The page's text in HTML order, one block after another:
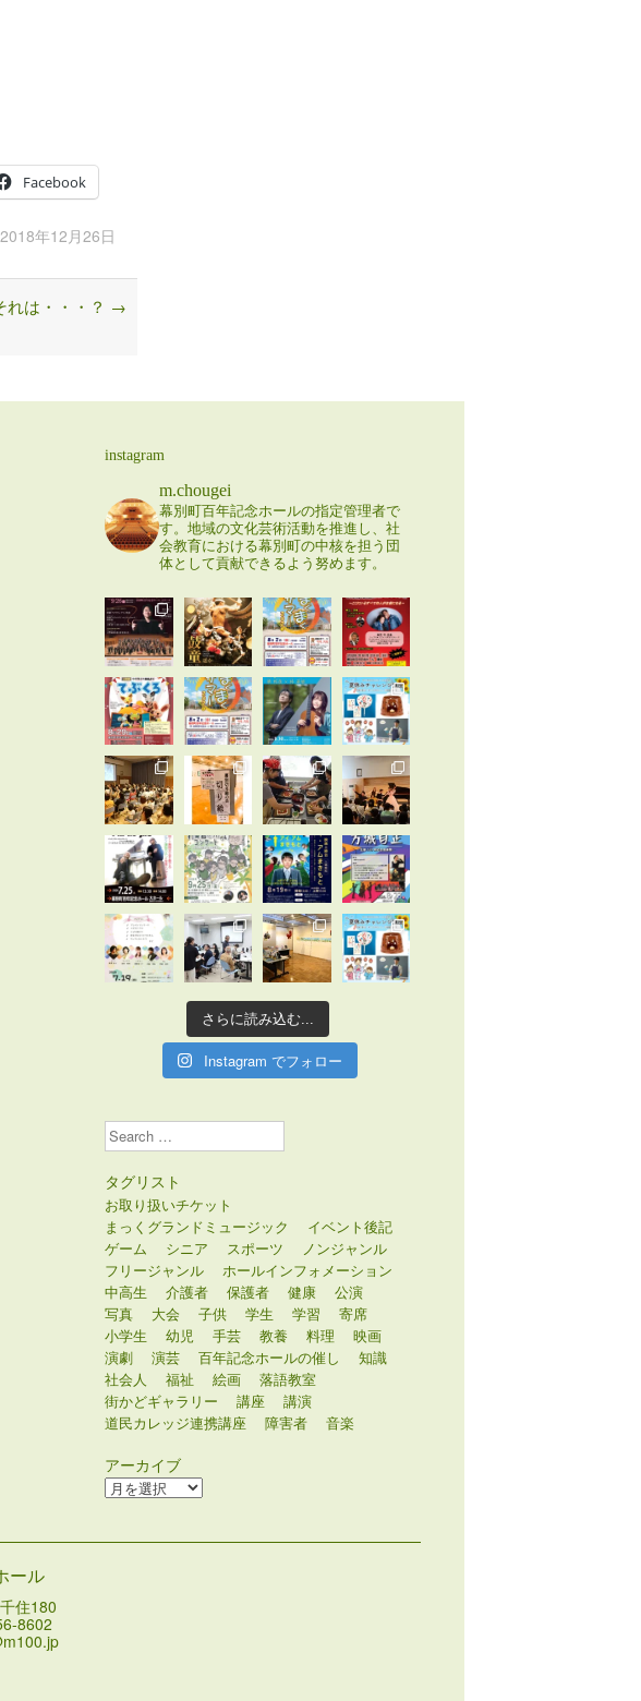
Facebook
2018年12月26日
れは・・・？ →
instagram
m.chougei
幕別町百年記念ホールの指定管理者で
す。地域の文化芸術活動を推進し、社
会教育における幕別町の中核を担う団
体として貢献できるよう努めます。
さらに読み込む...
Instagram でフォロー
Search
タグリスト
お取り扱いチケット
まっくグランドミュージック
イベント後記
ゲーム
シニア スポーツ
ノンジャンル
フリージャンル
ホールインフォメーション
中高生
介護者 保護者 健康
公演
写真
大会 子供 学生 学習
寄席
小学生
幼児 手芸 教養 料理
映画
演劇
演芸 百年記念ホールの催し
知識
社会人
福祉 絵画
落語教室
街かどギャラリー
講座
講演
道民カレッジ連携講座
障害者 音楽
アーカイブ
ア
ール
住180
8602